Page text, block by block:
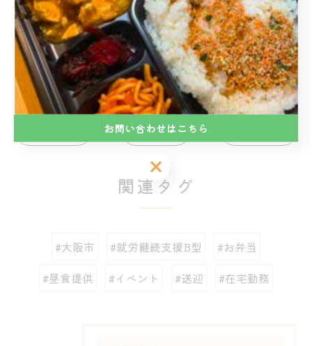
----------------------------------------------------------
------------
株式会社あふろ 就労継続支援あふろ
一覧に戻る
関連タグ
#大阪市 #就労継続支援B型
#お弁当
#昼食提供
#イベント #送迎 #在宅勤務
お問い合わせはこちら
お問い合わせはこちら